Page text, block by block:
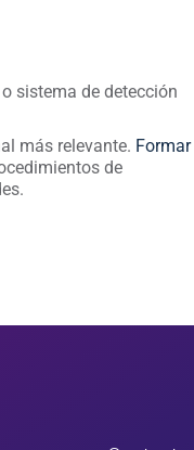
sistema de detección
más relevante. Formar
de